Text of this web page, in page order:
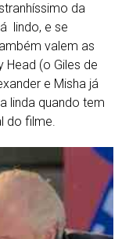
da
lindo, e se
valem as
Head (o Giles de
e Misha já
linda quando tem
do filme.